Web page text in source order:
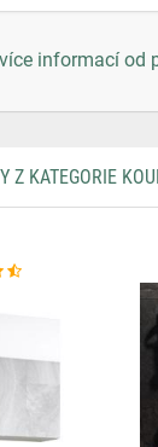
informací od
Z KATEGORIE